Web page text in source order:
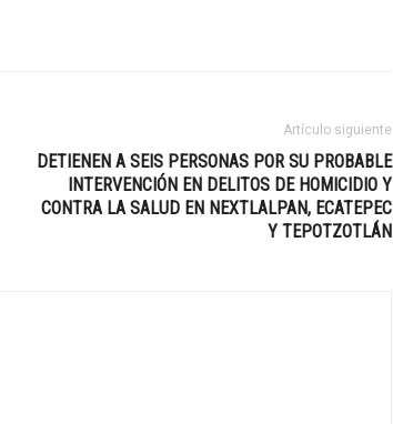
Artículo siguiente
DETIENEN A SEIS PERSONAS POR SU PROBABLE
INTERVENCIÓN EN DELITOS DE HOMICIDIO Y
CONTRA LA SALUD EN NEXTLALPAN, ECATEPEC
Y TEPOTZOTLÁN